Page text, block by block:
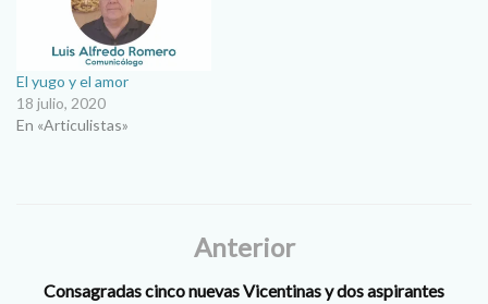
El yugo y el amor
18 julio, 2020
En «Articulistas»
Anterior
Consagradas cinco nuevas Vicentinas y dos aspirantes